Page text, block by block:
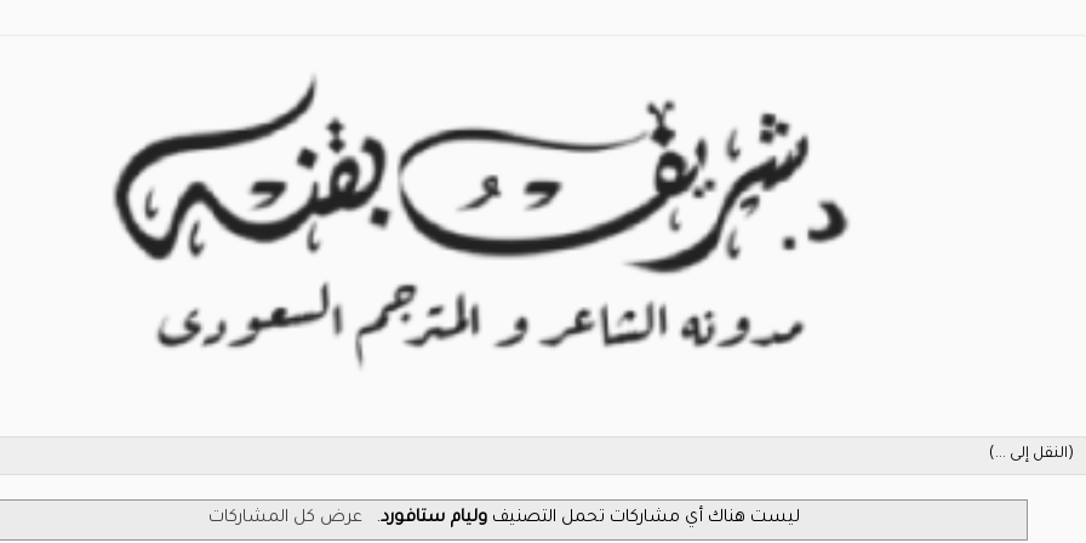
‏ليست هناك أي مشاركات تحمل التصنيفوليام ستافورد. عرض كل المشاركات